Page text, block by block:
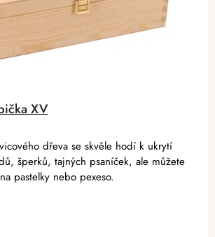
XV
dřeva se skvěle hodí k ukrytí
šperků, tajných psaníček, ale můžete
pastelky nebo pexeso.